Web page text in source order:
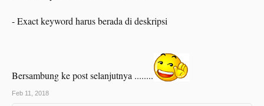
- Exact keyword harus berada di deskripsi
Bersambung ke post selanjutnya ........
Feb 11, 2018